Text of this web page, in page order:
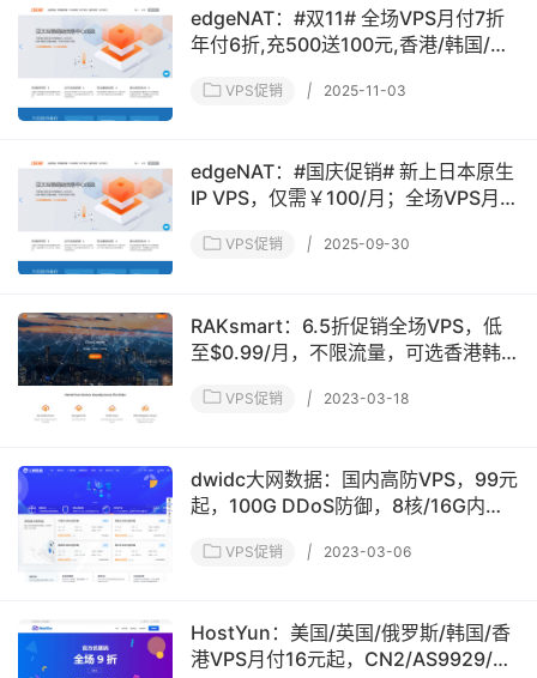
edgeNAT：#双11# 全场VPS月付7折
年付6折,充500送100元,香港/韩国/日
VPS促销 | 2025-11-03
edgeNAT：#国庆促销# 新上日本原生
IP VPS，仅需￥100/月；全场VPS月
VPS促销 | 2025-09-30
RAKsmart：6.5折促销全场VPS，低
至$0.99/月，不限流量，可选香港韩
VPS促销 | 2023-03-18
dwidc大网数据：国内高防VPS，99元
起，100G DDoS防御，8核/16G内
国VPS低至50元/月(免费防CC)
VPS促销 | 2023-03-06
HostYun：美国/英国/俄罗斯/韩国/香
港VPS月付16元起，CN2/AS9929/大